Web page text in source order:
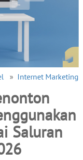
» Internet Marketing
Saluran